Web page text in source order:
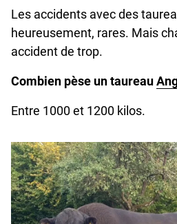
Les accidents avec des
heureusement, rares. Mais
accident de trop.
Combien pèse un taureau
Entre 1000 et 1200 kilos.